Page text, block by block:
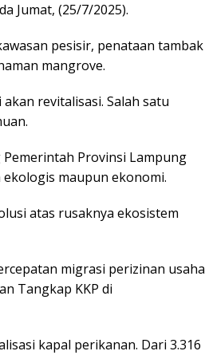
Jumat, (25/7/2025).
pesisir, penataan tambak
mangrove.
revitalisasi. Salah satu
Provinsi Lampung
maupun ekonomi.
atas rusaknya ekosistem
migrasi perizinan usaha
Tangkap KKP di
kapal perikanan. Dari 3.316